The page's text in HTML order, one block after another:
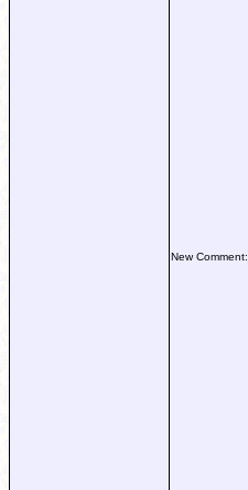
New Comment: